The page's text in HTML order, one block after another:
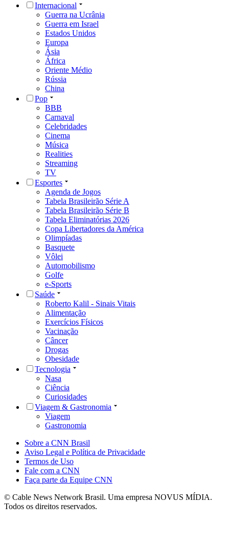
Internacional
Guerra na Ucrânia
Guerra em Israel
Estados Unidos
Europa
Ásia
África
Oriente Médio
Rússia
China
Pop
BBB
Carnaval
Celebridades
Cinema
Música
Realities
Streaming
TV
Esportes
Agenda de Jogos
Tabela Brasileirão Série A
Tabela Brasileirão Série B
Tabela Eliminatórias 2026
Copa Libertadores da América
Olimpíadas
Basquete
Vôlei
Automobilismo
Golfe
e-Sports
Saúde
Roberto Kalil - Sinais Vitais
Alimentação
Exercícios Físicos
Vacinação
Câncer
Drogas
Obesidade
Tecnologia
Nasa
Ciência
Curiosidades
Viagem & Gastronomia
Viagem
Gastronomia
Sobre a CNN Brasil
Aviso Legal e Política de Privacidade
Termos de Uso
Fale com a CNN
Faça parte da Equipe CNN
© Cable News Network Brasil. Uma empresa NOVUS MÍDIA.
Todos os direitos reservados.